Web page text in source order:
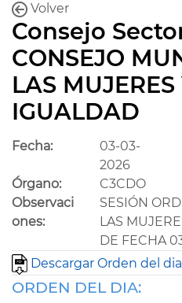
Volver
Consejo
CONSEJO
LAS
IGUALDAD
Fecha:
03-03-
2026
Órgano: C3CDO
Observaci
ones:
SESIÓN
LAS
DE FECHA
Descargar Orden del dia
ORDEN DEL DIA: